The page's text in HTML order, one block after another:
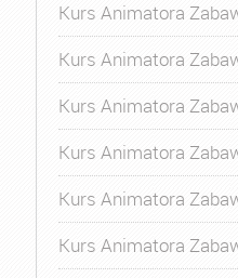
Kurs Animatora
Kurs Animatora
Kurs Animatora
Kurs Animatora
Kurs Animatora
Kurs Animatora